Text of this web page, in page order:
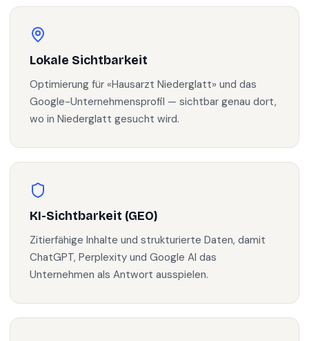
Lokale Sichtbarkeit
Optimierung für «Hausarzt Niederglatt» und das
Google-Unternehmensprofil — sichtbar genau dort,
wo in Niederglatt gesucht wird.
KI-Sichtbarkeit (GEO)
Zitierfähige Inhalte und strukturierte Daten, damit
ChatGPT, Perplexity und Google AI das
Unternehmen als Antwort ausspielen.